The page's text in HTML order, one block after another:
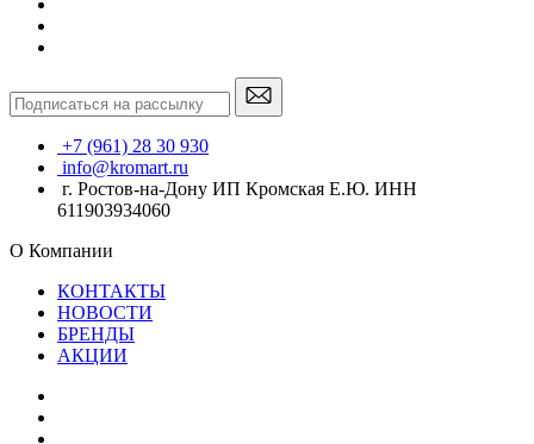
+7 (961) 28 30 930
info@kromart.ru
г. Ростов-на-Дону ИП Кромская Е.Ю. ИНН
611903934060
О Компании
КОНТАКТЫ
НОВОСТИ
БРЕНДЫ
АКЦИИ